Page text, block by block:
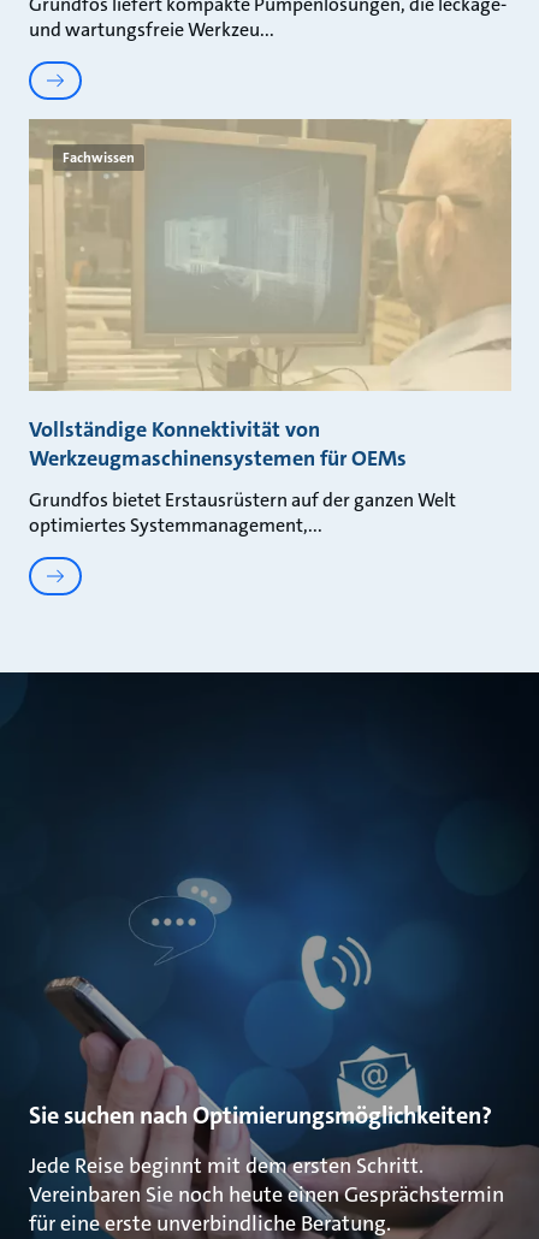
und wartungsfreie Werkzeu
Fachwissen
Vollständige Konnektivität von
Werkzeugmaschinensystemen für OEMs
Grundfos bietet Erstausrüstern auf der ganzen Welt
optimiertes Systemmanagement,
Sie suchen nach Optimierungsmöglichkeiten?
Jede Reise beginnt mit dem ersten Schritt.
Vereinbaren Sie noch heute einen Gesprächstermin
für eine erste unverbindliche Beratung.